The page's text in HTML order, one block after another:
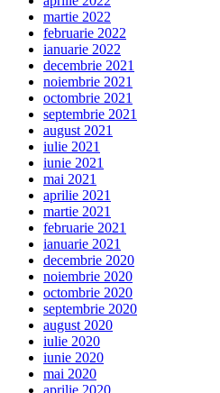
martie 2022
februarie 2022
ianuarie 2022
decembrie 2021
noiembrie 2021
octombrie 2021
septembrie 2021
august 2021
iulie 2021
iunie 2021
mai 2021
aprilie 2021
martie 2021
februarie 2021
ianuarie 2021
decembrie 2020
noiembrie 2020
octombrie 2020
septembrie 2020
august 2020
iulie 2020
iunie 2020
mai 2020
aprilie 2020